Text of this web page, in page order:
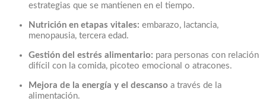
estrategias que se mantienen en el tiempo.
Nutrición en etapas vitales: embarazo, lactancia,
menopausia, tercera edad.
Gestión del estrés alimentario: para personas con relación
difícil con la comida, picoteo emocional o atracones.
Mejora de la energía y el descanso a través de la
alimentación.